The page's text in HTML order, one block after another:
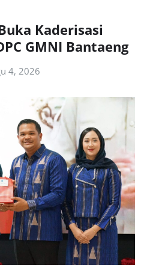
Kaderisasi
GMNI Bantaeng
4, 2026